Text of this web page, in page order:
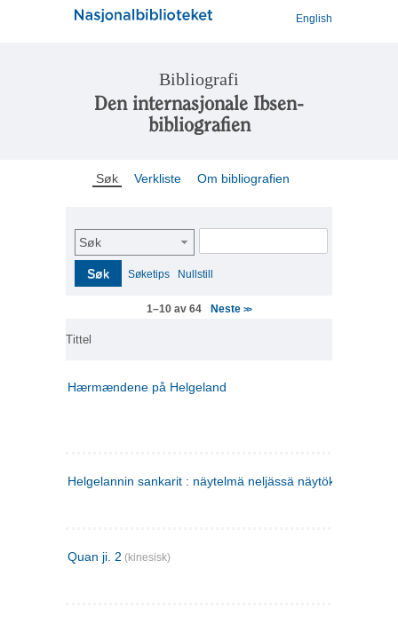
English
Bibliografi
Den internasjonale Ibsen-
bibliografien
Søk Verkliste Om bibliografien
Søk
Søk Søketips Nullstill
1–10 av 64 Neste>>
Tittel
Hærmændene på Helgeland
Helgelannin sankarit : näytelmä neljässä näytöksessä
Quan ji. 2 (kinesisk)